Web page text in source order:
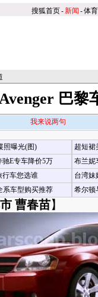
搜狐首页-新闻 -体育
巴黎
我来说两句
照曝光(图)
E专车降价5万
行车您选谁
系车型购买推荐
超短裙
布兰妮
台湾妹
希尔顿
曹春苗】